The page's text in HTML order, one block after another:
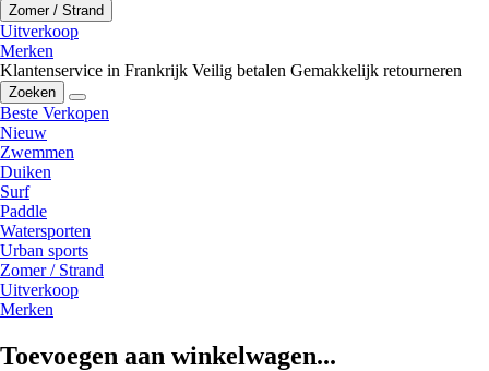
Zomer / Strand
Uitverkoop
Merken
Klantenservice in Frankrijk Veilig betalen Gemakkelijk retourneren
Zoeken
Beste Verkopen
Nieuw
Zwemmen
Duiken
Surf
Paddle
Watersporten
Urban sports
Zomer / Strand
Uitverkoop
Merken
Toevoegen aan winkelwagen...